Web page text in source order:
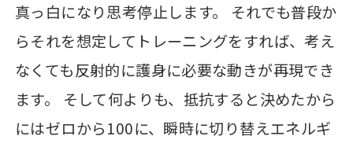
真っ白になり思考停止します。 それでも普段か
らそれを想定してトレーニングをすれば、考え
なくても反射的に護身に必要な動きが再現でき
ます。 そして何よりも、抵抗すると決めたから
にはゼロから100に、瞬時に切り替えエネルギ